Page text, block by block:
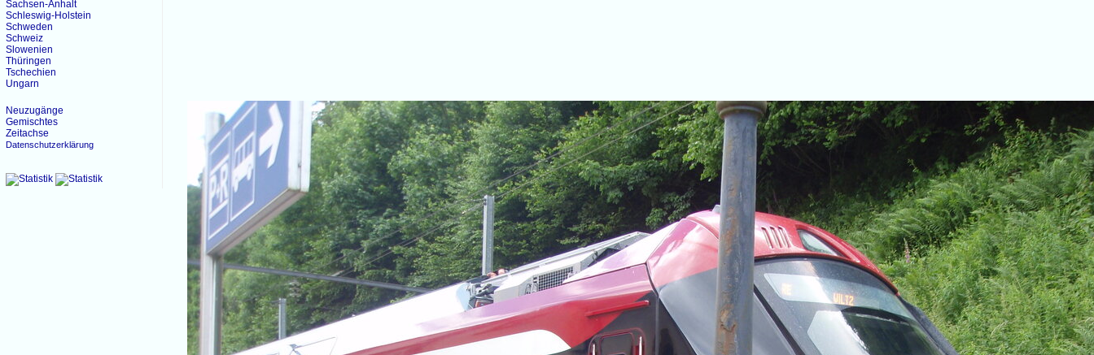
Sachsen-Anhalt
Schleswig-Holstein
Schweden
Schweiz
Slowenien
Thüringen
Tschechien
Ungarn
Neuzugänge
Gemischtes
Zeitachse
Datenschutzerklärung